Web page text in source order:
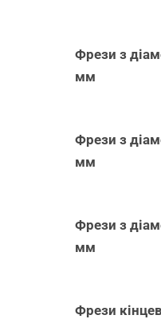
Фрези з
мм
Фрези з
мм
Фрези з
мм
Фрези